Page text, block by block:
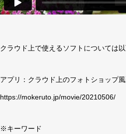
クラウド上で使えるソフトについては以
アプリ：クラウド上のフォトショップ
https://mokeruto.jp/movie/20210506/
※キーワード